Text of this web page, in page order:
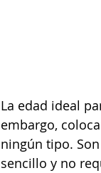
La edad ideal
embargo,
ningún tipo.
sencillo y no